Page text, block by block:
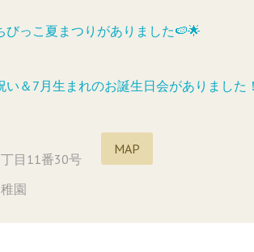
びっこ夏まつりがありました🍉🌟
い＆7月生まれのお誕生日会がありました
目11番30号
MAP
園